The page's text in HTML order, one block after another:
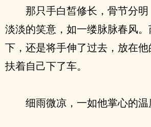
那只手白皙修长，骨节分
淡淡的笑意，如一缕脉脉春风
下，还是将手伸了过去，放在
扶着自己下了车。
细雨微凉，一如他掌心的温度